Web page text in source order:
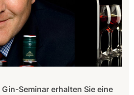
Seminar erhalten Sie eine